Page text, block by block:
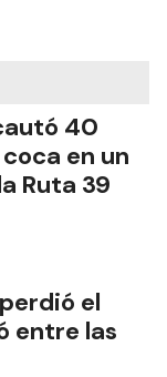
40
en un
Ruta 39
el
entre las